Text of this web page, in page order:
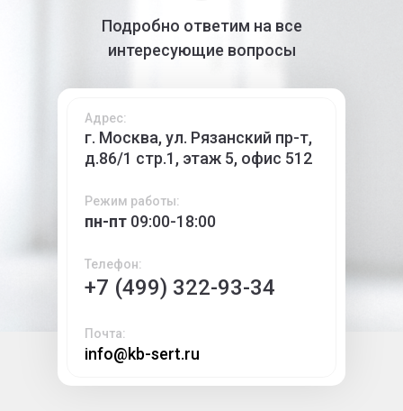
Адрес:
г. Москва, ул. Рязанский пр-т,
д.86/1 стр.1, этаж 5, офис 512
Режим работы:
пн-пт 09:00-18:00
+7 (499) 322-93-34
Телефон:
Почта:
info@kb-sert.ru
Подробно ответим на все
интересующие вопросы